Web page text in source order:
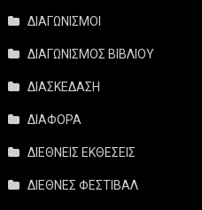
ΔΙΑΓΩΝΙΣΜΟΙ
ΔΙΑΓΩΝΙΣΜΟΣ ΒΙΒΛΙΟΥ
ΔΙΑΣΚΕΔΑΣΗ
ΔΙΑΦΟΡΑ
ΔΙΕΘΝΕΙΣ ΕΚΘΕΣΕΙΣ
ΔΙΕΘΝΕΣ ΦΕΣΤΙΒΑΛ